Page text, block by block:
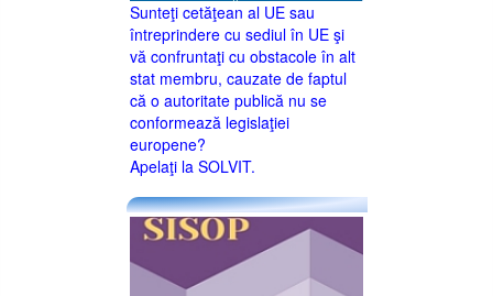
Sunteţi cetăţean al UE sau
întreprindere cu sediul în UE şi
vă confruntaţi cu obstacole în alt
stat membru, cauzate de faptul
că o autoritate publică nu se
conformează legislaţiei
europene?
Apelaţi la SOLVIT.